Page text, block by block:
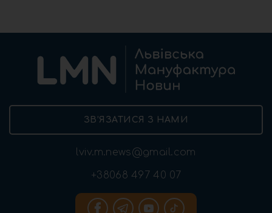
ЗВ’ЯЗАТИСЯ З НАМИ
lviv.m.news@gmail.com
+38068 497 40 07